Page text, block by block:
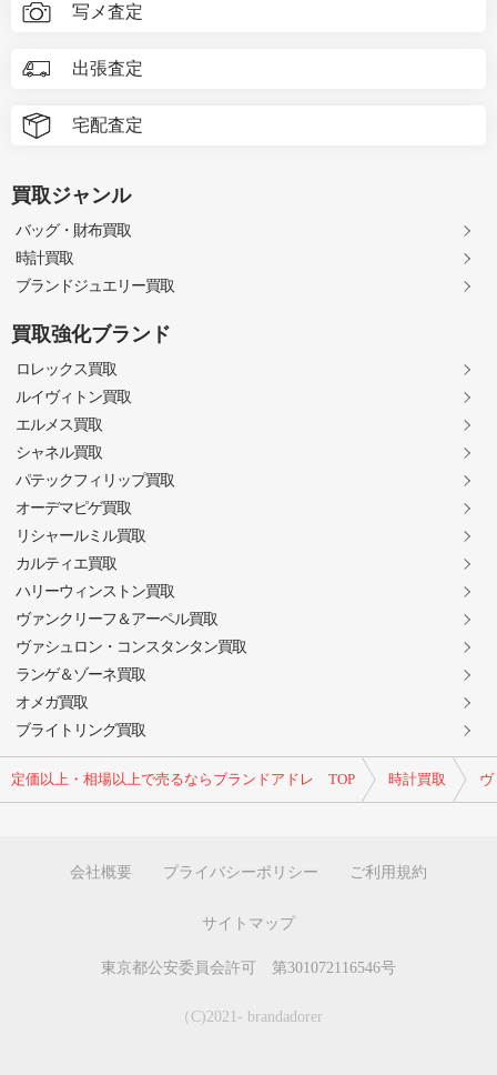
定価以上・相場以上で売るならブランドアドレ TOP 時計買取
写メ査定
出張査定
宅配査定
買取ジャンル
バッグ・財布買取
時計買取
ブランドジュエリー買取
買取強化ブランド
ロレックス買取
ルイヴィトン買取
エルメス買取
シャネル買取
パテックフィリップ買取
オーデマピゲ買取
リシャールミル買取
カルティエ買取
ハリーウィンストン買取
ヴァンクリーフ＆アーペル買取
ヴァシュロン・コンスタンタン買取
ランゲ＆ゾーネ買取
オメガ買取
ブライトリング買取
会社概要 プライバシーポリシー ご利用規約
サイトマップ
東京都公安委員会許可 第301072116546号
（C)2021- brandadorer